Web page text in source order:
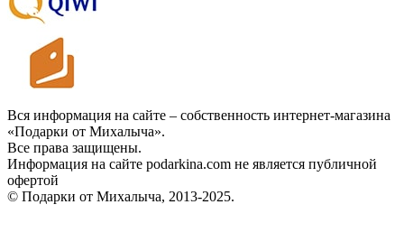
Вся информация на сайте – собственность интернет-магазина
«Подарки от Михалыча».
Все права защищены.
Информация на сайте podarkina.com не является публичной
офертой
© Подарки от Михалыча, 2013-2025.